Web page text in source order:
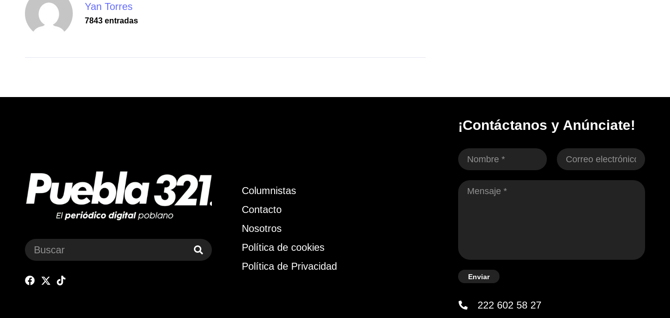
Yan Torres
7843 entradas
Columnistas
Contacto
Nosotros
Política de cookies
Política de Privacidad
¡Contáctanos y Anúnciate!
Enviar
222 602 58 27